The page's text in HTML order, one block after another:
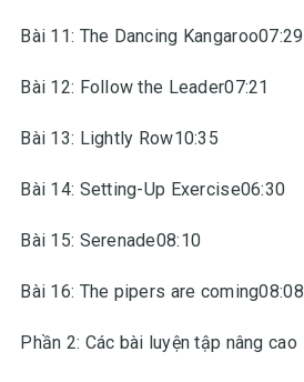
Bài 11: The Dancing Kangaroo07:29
Bài 12: Follow the Leader07:21
Bài 13: Lightly Row10:35
Bài 14: Setting-Up Exercise06:30
Bài 15: Serenade08:10
Bài 16: The pipers are coming08:08
Phần 2: Các bài luyện tập nâng cao